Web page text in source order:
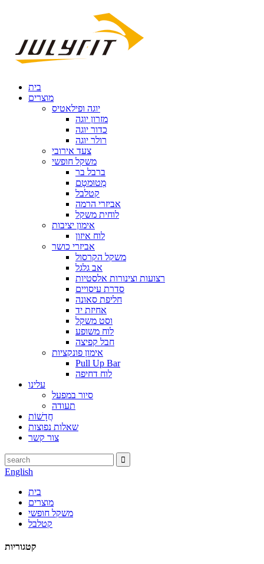
בית
מוצרים
יוגה ופילאטיס
מזרון יוגה
כדור יוגה
רולר יוגה
צעד אירובי
משקל חופשי
ברבל בר
מְטוּמטָם
קטלבל
אביזרי הרמה
לוחית משקל
אימון יציבות
לוח איזון
אביזרי כושר
משקל הקרסול
אב גלגל
רצועות וצינורות אלסטיות
סדרת עיסויים
חליפת סאונה
אחיזת יד
וסט משקל
לוח משופע
חבל קפיצה
אימון פונקציות
Pull Up Bar
לוח דחיפה
עלינו
סיור במפעל
תעודה
חֲדָשׁוֹת
שאלות נפוצות
צור קשר
English
בית
מוצרים
משקל חופשי
קטלבל
קטגוריות